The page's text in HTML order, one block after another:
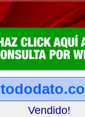
Vendido!